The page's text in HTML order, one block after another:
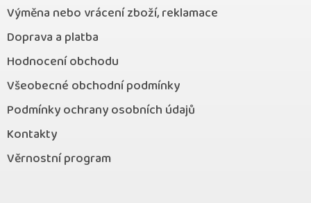
Výměna nebo vrácení zboží, reklamace
Doprava a platba
Hodnocení obchodu
Všeobecné obchodní podmínky
Podmínky ochrany osobních údajů
Kontakty
Věrnostní program